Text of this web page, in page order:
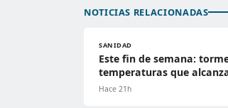
NOTICIAS RELACIONADAS
SANIDAD
Este fin de semana:
temperaturas que
Hace 21h